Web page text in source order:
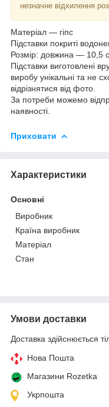
незначне відхилення
Матеріал — гіпс
Підставки покриті
Розмір: довжина — 10,5
Підставки виготовлені
виробу унікальні та не
відрізнятися від фото.
За потреби можемо
наявності.
Приховати
Характеристики
Основні
Виробник
Країна виробник
Матеріал
Стан
Умови доставки
Доставка здійснюється
Нова Пошта
Магазини Rozetka
Укрпошта